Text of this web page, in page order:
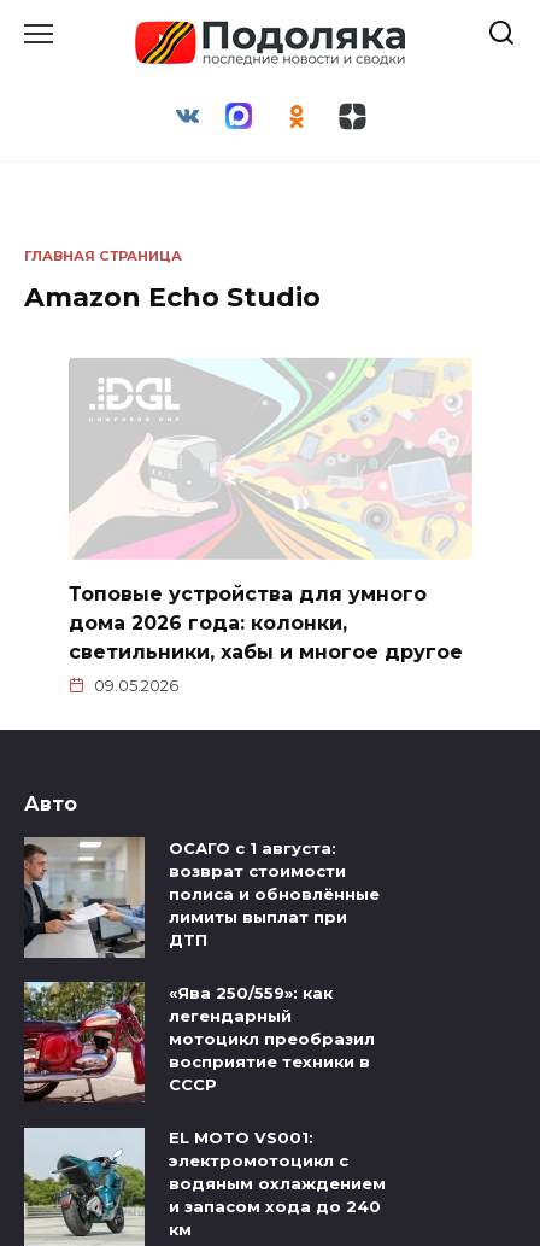
ГЛАВНАЯ СТРАНИЦА
Amazon Echo Studio
Топовые устройства для умного
дома 2026 года: колонки,
светильники, хабы и многое другое
09.05.2026
Авто
ОСАГО с 1 августа:
возврат стоимости
полиса и обновлённые
лимиты выплат при
ДТП
«Ява 250/559»: как
легендарный
мотоцикл преобразил
восприятие техники в
СССР
EL MOTO VS001:
электромотоцикл с
водяным охлаждением
и запасом хода до 240
км